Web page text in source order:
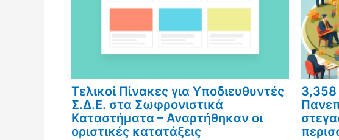
Τελικοί Πίνακες για Υποδιευθυντές
Σ.Δ.Ε. στα Σωφρονιστικά
Καταστήματα – Αναρτήθηκαν οι
οριστικές κατατάξεις
3,358